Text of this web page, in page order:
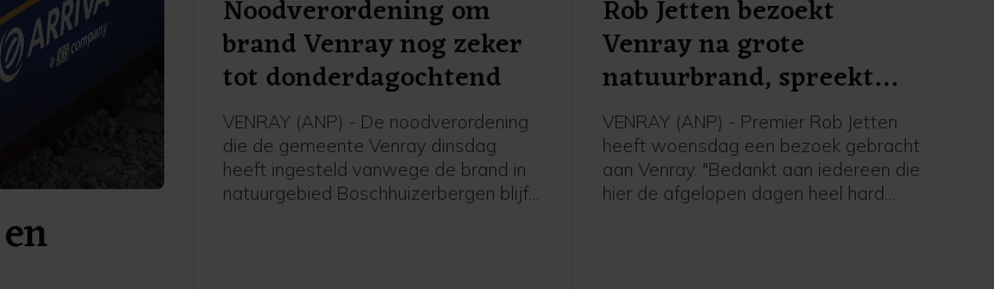
Noodverordening om
brand Venray nog zeker
tot donderdagochtend
VENRAY (ANP) - De noodverordening
die de gemeente Venray dinsdag
heeft ingesteld vanwege de brand in
natuurgebied Boschhuizerbergen blijft
Rob Jetten bezoekt
Venray na grote
natuurbrand, spreekt
dank uit
VENRAY (ANP) - Premier Rob Jetten
heeft woensdag een bezoek gebracht
aan Venray. "Bedankt aan iedereen die
hier de afgelopen dagen heel hard